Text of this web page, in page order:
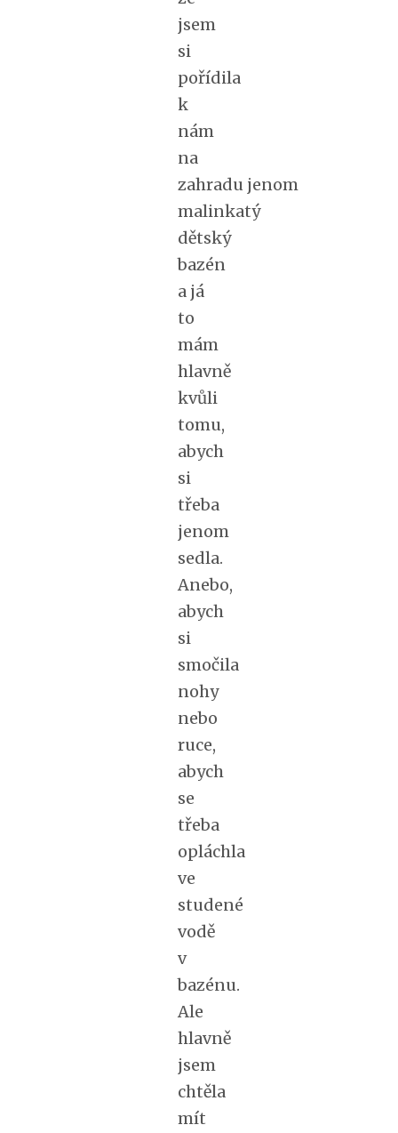
jsem
si
pořídila
k
nám
na
zahradu jenom
malinkatý
dětský
bazén
a já
to
mám
hlavně
kvůli
tomu,
abych
si
třeba
jenom
sedla.
Anebo,
abych
si
smočila
nohy
nebo
ruce,
abych
se
třeba
opláchla
ve
studené
vodě
v
bazénu.
Ale
hlavně
jsem
chtěla
mít